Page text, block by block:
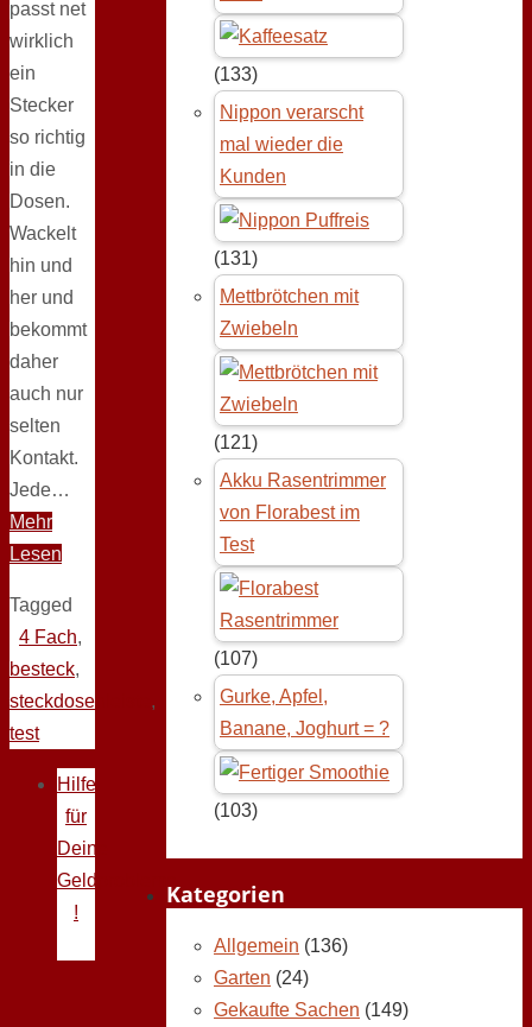
passt net
wirklich
ein
Stecker
so richtig
in die
Dosen.
Wackelt
hin und
her und
bekommt
daher
auch nur
selten
Kontakt.
Jede…
Mehr
Lesen
Tagged
4 Fach,
besteck,
steckdosenleiste ,
test
Hilfe
für
Deine
Geldprobleme
!
(133)
Nippon verarscht
mal wieder die
Kunden
(131)
Mettbrötchen mit
Zwiebeln
(121)
Akku Rasentrimmer
von Florabest im
Test
(107)
Gurke, Apfel,
Banane, Joghurt = ?
(103)
Kategorien
Allgemein (136)
Garten (24)
Gekaufte Sachen (149)